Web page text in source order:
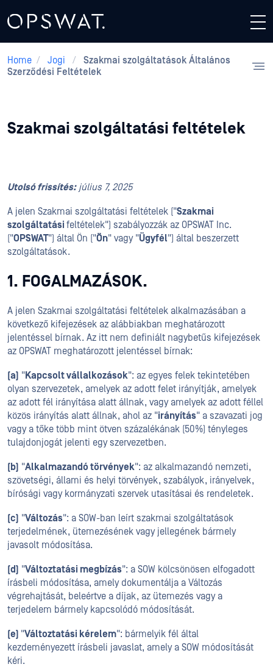
Home / Jogi /
Szakmai szolgáltatások Általános
Szerződési Feltételek
Szakmai szolgáltatási feltételek
Utolsó frissítés:július 7, 2025
A jelen Szakmai szolgáltatási feltételek ("Szakmai
szolgáltatási feltételek") szabályozzák az OPSWAT Inc.
("OPSWAT") által Ön ("Ön" vagy "Ügyfél") által beszerzett
szolgáltatások.
1. FOGALMAZÁSOK.
A jelen Szakmai szolgáltatási feltételek alkalmazásában a
következő kifejezések az alábbiakban meghatározott
jelentéssel bírnak. Az itt nem definiált nagybetűs kifejezések
az OPSWAT meghatározott jelentéssel bírnak:
(a) "Kapcsolt vállalkozások": az egyes felek tekintetében
olyan szervezetek, amelyek az adott felet irányítják, amelyek
az adott fél irányítása alatt állnak, vagy amelyek az adott féllel
közös irányítás alatt állnak, ahol az "irányítás" a szavazati jog
vagy a tőke több mint ötven százalékának (50%) tényleges
tulajdonjogát jelenti egy szervezetben.
(b) "Alkalmazandó törvények": az alkalmazandó nemzeti,
szövetségi, állami és helyi törvények, szabályok, irányelvek,
bírósági vagy kormányzati szervek utasításai és rendeletek.
(c) "Változás": a SOW-ban leírt szakmai szolgáltatások
terjedelmének, ütemezésének vagy jellegének bármely
javasolt módosítása.
(d) "Változtatási megbízás": a SOW kölcsönösen elfogadott
írásbeli módosítása, amely dokumentálja a Változás
végrehajtását, beleértve a díjak, az ütemezés vagy a
terjedelem bármely kapcsolódó módosítását.
(e) "Változtatási kérelem": bármelyik fél által
kezdeményezett írásbeli javaslat, amely a SOW módosítását
kéri.